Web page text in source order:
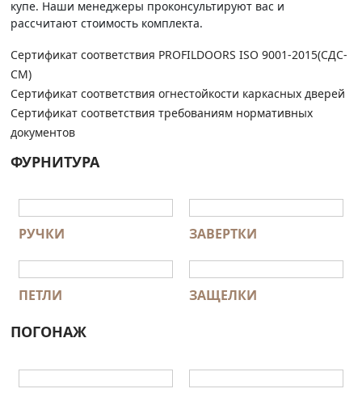
купе. Наши менеджеры проконсультируют вас и
рассчитают стоимость комплекта.
Сертификат соответствия PROFILDOORS ISO 9001-2015(СДС-
СМ)
Сертификат соответствия огнестойкости каркасных дверей
Сертификат соответствия требованиям нормативных
документов
ФУРНИТУРА
РУЧКИ ЗАВЕРТКИ
ПЕТЛИ ЗАЩЕЛКИ
ПОГОНАЖ